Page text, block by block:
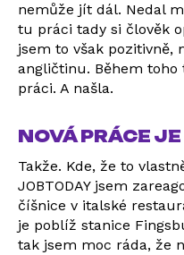
nemůže jít dál. Nedal
tu práci tady si člověk
jsem to však pozitivně,
angličtinu. Během
práci. A našla.
NOVÁ PRÁCE JE
Takže. Kde, že to
JOBTODAY jsem
číšnice v italské
je poblíž stanice
tak jsem moc ráda, že